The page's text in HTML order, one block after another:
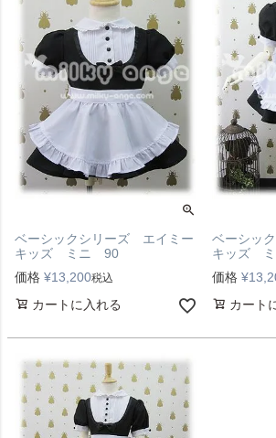
ベーシックシリーズ エイミー
キッズ ミニ 90
価格 ¥13,200税込
カートに入れる
ベーシッ
キッズ
価格 ¥
カート